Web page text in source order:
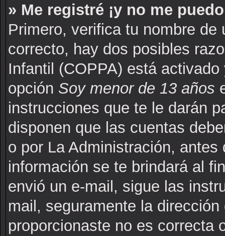
» Me registré ¡y no me
Primero, verifica tu nombre
correcto, hay dos posibles
Infantil (COPPA) está
opción Soy menor de 13 años
instrucciones que te le darán
disponen que las cuentas
o por La Administración,
información se te brindará al
envió un e-mail, sigue las
mail, seguramente la
proporcionaste no es correcta